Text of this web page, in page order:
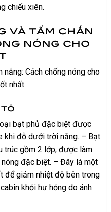
chiếu xiên.
và tấm chắn
nóng cho
tô
bạt phủ đặc biệt được
khi đỗ dưới trời nắng. – Bạt
trúc gồm 2 lớp, được làm
đặc biệt. – Đây là một
để giảm nhiệt độ bên trong
khỏi hư hỏng do ánh